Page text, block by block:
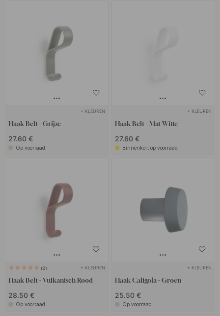
+ KLEUREN
Haak Belt - Grijze
27.60 €
Op voorraad
+ KLEUREN
Haak Belt - Mat Witte
27.60 €
Binnenkort op voorraad
2 + KLEUREN
Haak Belt - Vulkanisch Rood
28.50 €
Op voorraad
+ KLEUREN
Haak Caligola - Groen
25.50 €
Op voorraad